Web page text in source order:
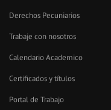
Derechos Pecuniarios
Trabaje con nosotros
Calendario Academico
Certificados y títulos
Portal de Trabajo